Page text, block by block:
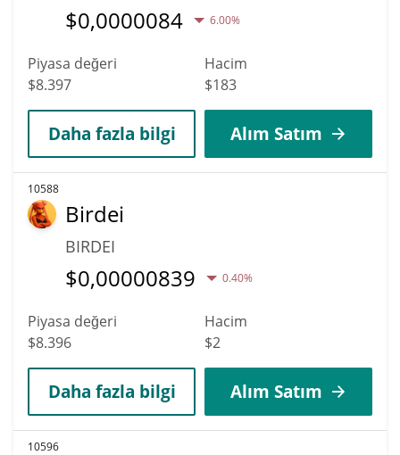
$0,0000084 6.00%
Piyasa değeri
$8.397
Hacim
$183
Daha fazla bilgi Alım Satım
10588
Birdei
BIRDEI
$0,00000839 0.40%
Piyasa değeri
$8.396
Hacim
$2
Daha fazla bilgi Alım Satım
10596